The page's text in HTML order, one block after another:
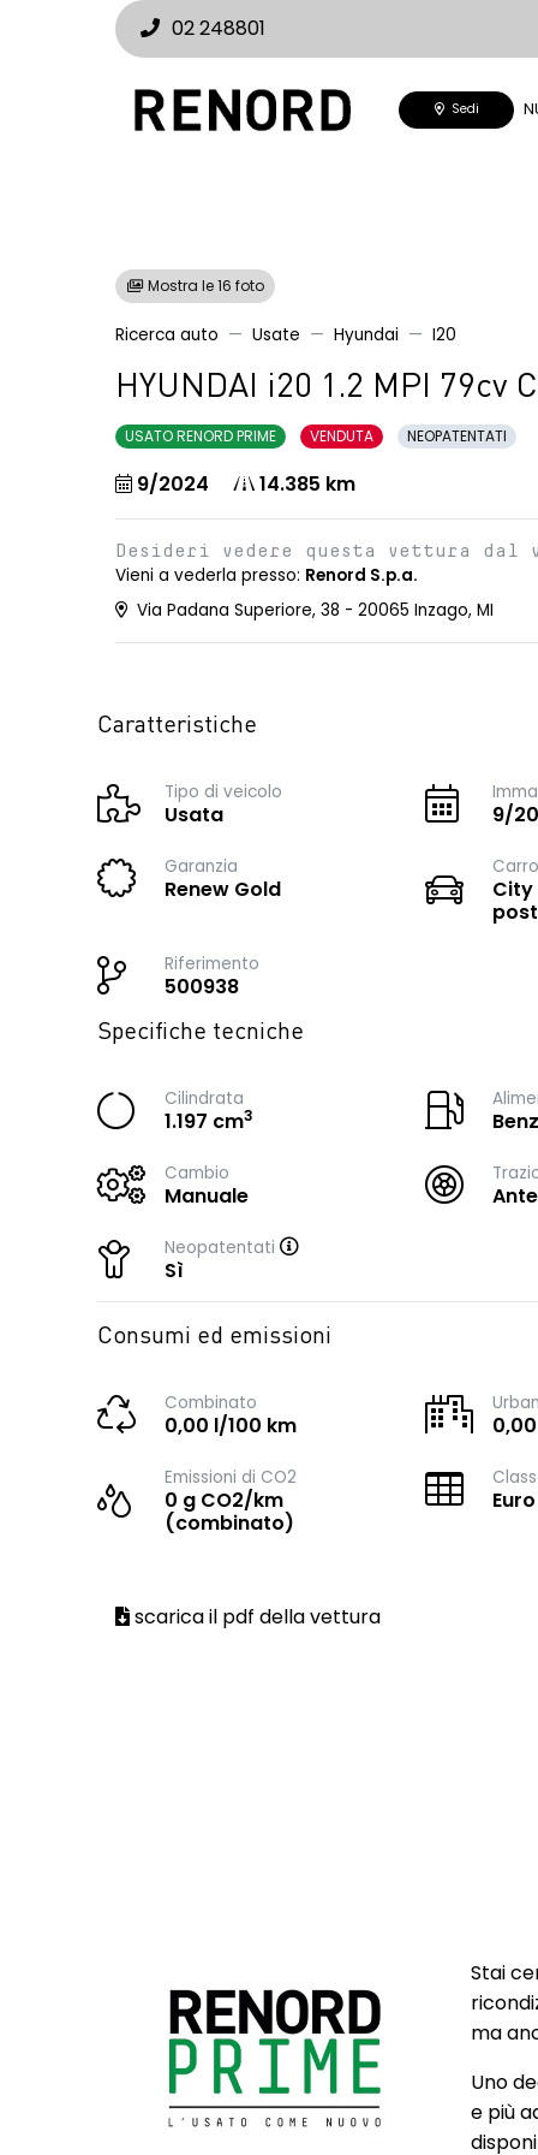
02 248801
Sedi
Mostra le 16 foto
Ricerca auto Usate Hyundai I20
HYUNDAI i20 1.2 MPI 79cv
USATO RENORD PRIME VENDUTA NEOPATENTATI
9/2024 14.385 km
Desideri vedere questa vettura dal
Vieni a vederla presso: Renord S.p.a.
Via Padana Superiore, 38 - 20065 Inzago, MI
Caratteristiche
Tipo di veicolo
Usata 9/
Garanzia
Renew Gold
City
Riferimento
500938
Specifiche tecniche
Cilindrata
1.197 cm3
Cambio
Manuale
Neopatentati
Sì
Consumi ed emissioni
Combinato
0,00 l/100 km
Emissioni di CO2
0 g CO2/km
(combinato)
scarica il pdf della vettura
Stai
ma
Uno
e più